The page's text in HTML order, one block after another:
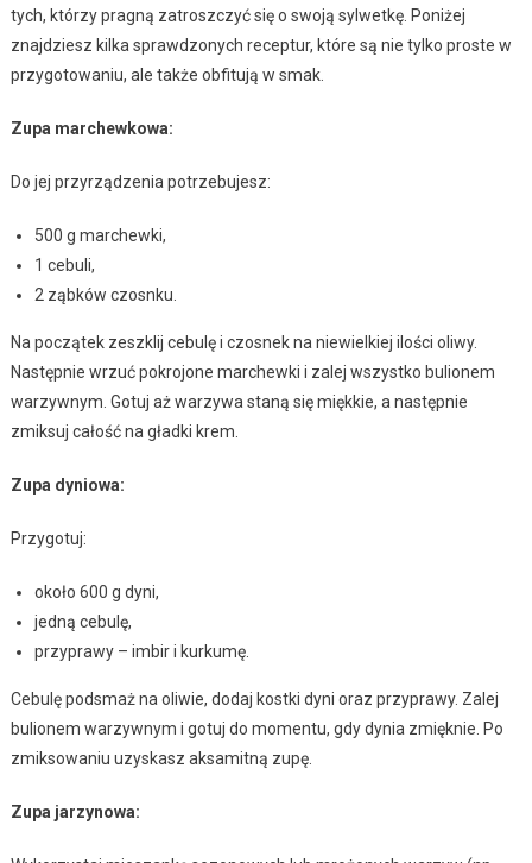
tych, którzy pragną zatroszczyć się o swoją sylwetkę. Poniżej
znajdziesz kilka sprawdzonych receptur, które są nie tylko proste w
przygotowaniu, ale także obfitują w smak.
Zupa marchewkowa:
Do jej przyrządzenia potrzebujesz:
500 g marchewki,
1 cebuli,
2 ząbków czosnku.
Na początek zeszklij cebulę i czosnek na niewielkiej ilości oliwy.
Następnie wrzuć pokrojone marchewki i zalej wszystko bulionem
warzywnym. Gotuj aż warzywa staną się miękkie, a następnie
zmiksuj całość na gładki krem.
Zupa dyniowa:
Przygotuj:
około 600 g dyni,
jedną cebulę,
przyprawy – imbir i kurkumę.
Cebulę podsmaż na oliwie, dodaj kostki dyni oraz przyprawy. Zalej
bulionem warzywnym i gotuj do momentu, gdy dynia zmięknie. Po
zmiksowaniu uzyskasz aksamitną zupę.
Zupa jarzynowa: